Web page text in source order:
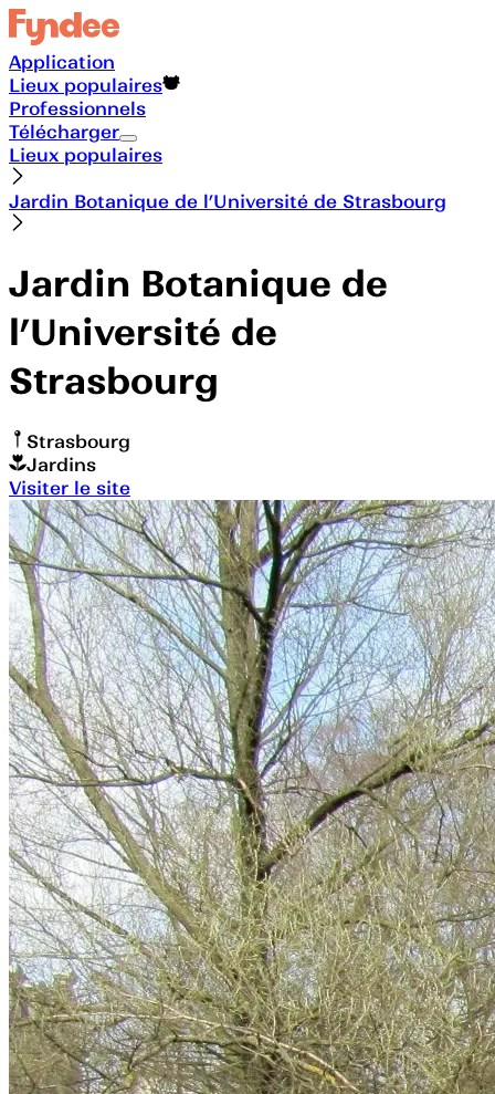
Application
Lieux populaires
Professionnels
Télécharger
Lieux populaires
Jardin Botanique de l’Université de Strasbourg
Jardin Botanique de
l’Université de
Strasbourg
Strasbourg
Jardins
Visiter le site